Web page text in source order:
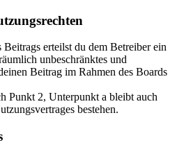
erteilst du dem Betreiber ein
unbeschränktes und
Beitrag im Rahmen des Boards
Punkt 2, Unterpunkt a bleibt auch
bestehen.